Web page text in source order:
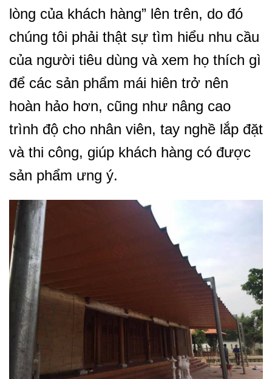
lòng của khách hàng” lên trên, do đó
chúng tôi phải thật sự tìm hiểu nhu cầu
của người tiêu dùng và xem họ thích gì
để các sản phẩm mái hiên trở nên
hoàn hảo hơn, cũng như nâng cao
trình độ cho nhân viên, tay nghề lắp đặt
và thi công, giúp khách hàng có được
sản phẩm ưng ý.